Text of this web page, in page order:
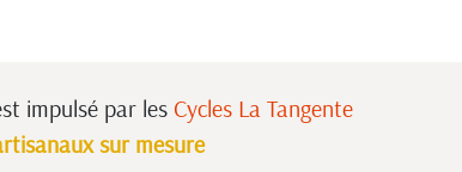
impulsé par les Cycles La Tangente
sur mesure